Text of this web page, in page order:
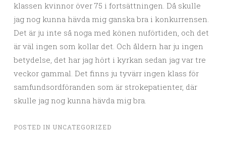
klassen kvinnor över 75 i fortsättningen. Då skulle
jag nog kunna hävda mig ganska bra i konkurrensen.
Det är ju inte så noga med könen nuförtiden, och det
är väl ingen som kollar det. Och åldern har ju ingen
betydelse, det har jag hört i kyrkan sedan jag var tre
veckor gammal. Det finns ju tyvärr ingen klass för
samfundsordföranden som är strokepatienter, där
skulle jag nog kunna hävda mig bra.
POSTED IN UNCATEGORIZED